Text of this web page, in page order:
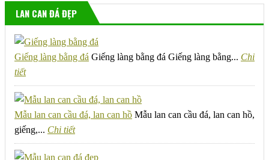
LAN CAN ĐÁ ĐẸP
Giếng làng bằng đá Giếng làng bằng đá Giếng làng bằng... Chi
tiết
Mẫu lan can cầu đá, lan can hồ Mẫu lan can cầu đá, lan can hồ,
giếng,... Chi tiết